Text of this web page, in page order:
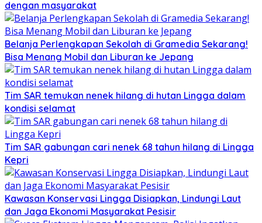
dengan masyarakat
Belanja Perlengkapan Sekolah di Gramedia Sekarang!
Bisa Menang Mobil dan Liburan ke Jepang
Tim SAR temukan nenek hilang di hutan Lingga dalam
kondisi selamat
Tim SAR gabungan cari nenek 68 tahun hilang di Lingga
Kepri
Kawasan Konservasi Lingga Disiapkan, Lindungi Laut
dan Jaga Ekonomi Masyarakat Pesisir